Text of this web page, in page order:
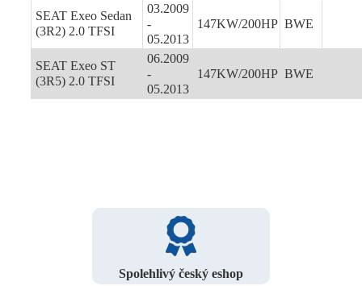
SEAT Exeo Sedan
(3R2) 2.0 TFSI
03.2009
-
05.2013
147KW/200HP BWE
SEAT Exeo ST
(3R5) 2.0 TFSI
06.2009
-
05.2013
147KW/200HP BWE
Spolehlivý český eshop